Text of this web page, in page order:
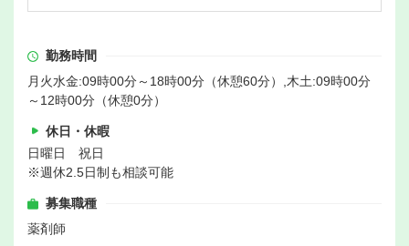
勤務時間
月火水金:09時00分～18時00分（休憩60分）,木土:09時00分
～12時00分（休憩0分）
休日・休暇
日曜日 祝日
※週休2.5日制も相談可能
募集職種
薬剤師